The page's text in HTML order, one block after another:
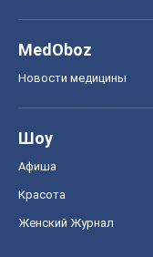
MedOboz
Новости медицины
Шоу
Афиша
Красота
Женский Журнал